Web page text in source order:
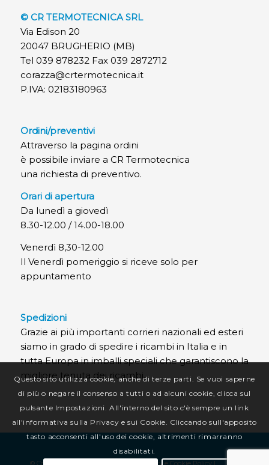
© CR TERMOTECNICA SRL
Via Edison 20
20047 BRUGHERIO (MB)
Tel 039 878232 Fax 039 2872712
corazza@crtermotecnica.it
P.IVA: 02183180963
Ordini/preventivi
Attraverso la pagina ordini
è possibile inviare a CR Termotecnica
una richiesta di preventivo.
Orari di apertura
Da lunedì a giovedì
8.30-12.00 / 14.00-18.00
Venerdì 8,30-12.00
Il Venerdì pomeriggio si riceve solo per
appuntamento
Spedizioni
Grazie ai più importanti corrieri nazionali ed esteri
siamo in grado di spedire i ricambi in Italia e in
tutta Europa in imballi speciali che garantiscono la
migliore tenuta dei ricambi.
Questo sito utilizza cookie, anche di terze parti. Se vuoi saperne
di più o negare il consenso a tutti o ad alcuni cookie, clicca sul
pulsante Impostazioni. All'interno del sito c'è sempre un link
all'informativa sulla Privacy e sui Cookie. Cliccando sull'apposito
tasto acconsenti all'uso dei cookie, altrimenti rimarranno
disabilitati.